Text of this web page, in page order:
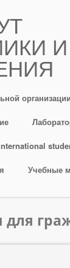
И
организации
Учебные